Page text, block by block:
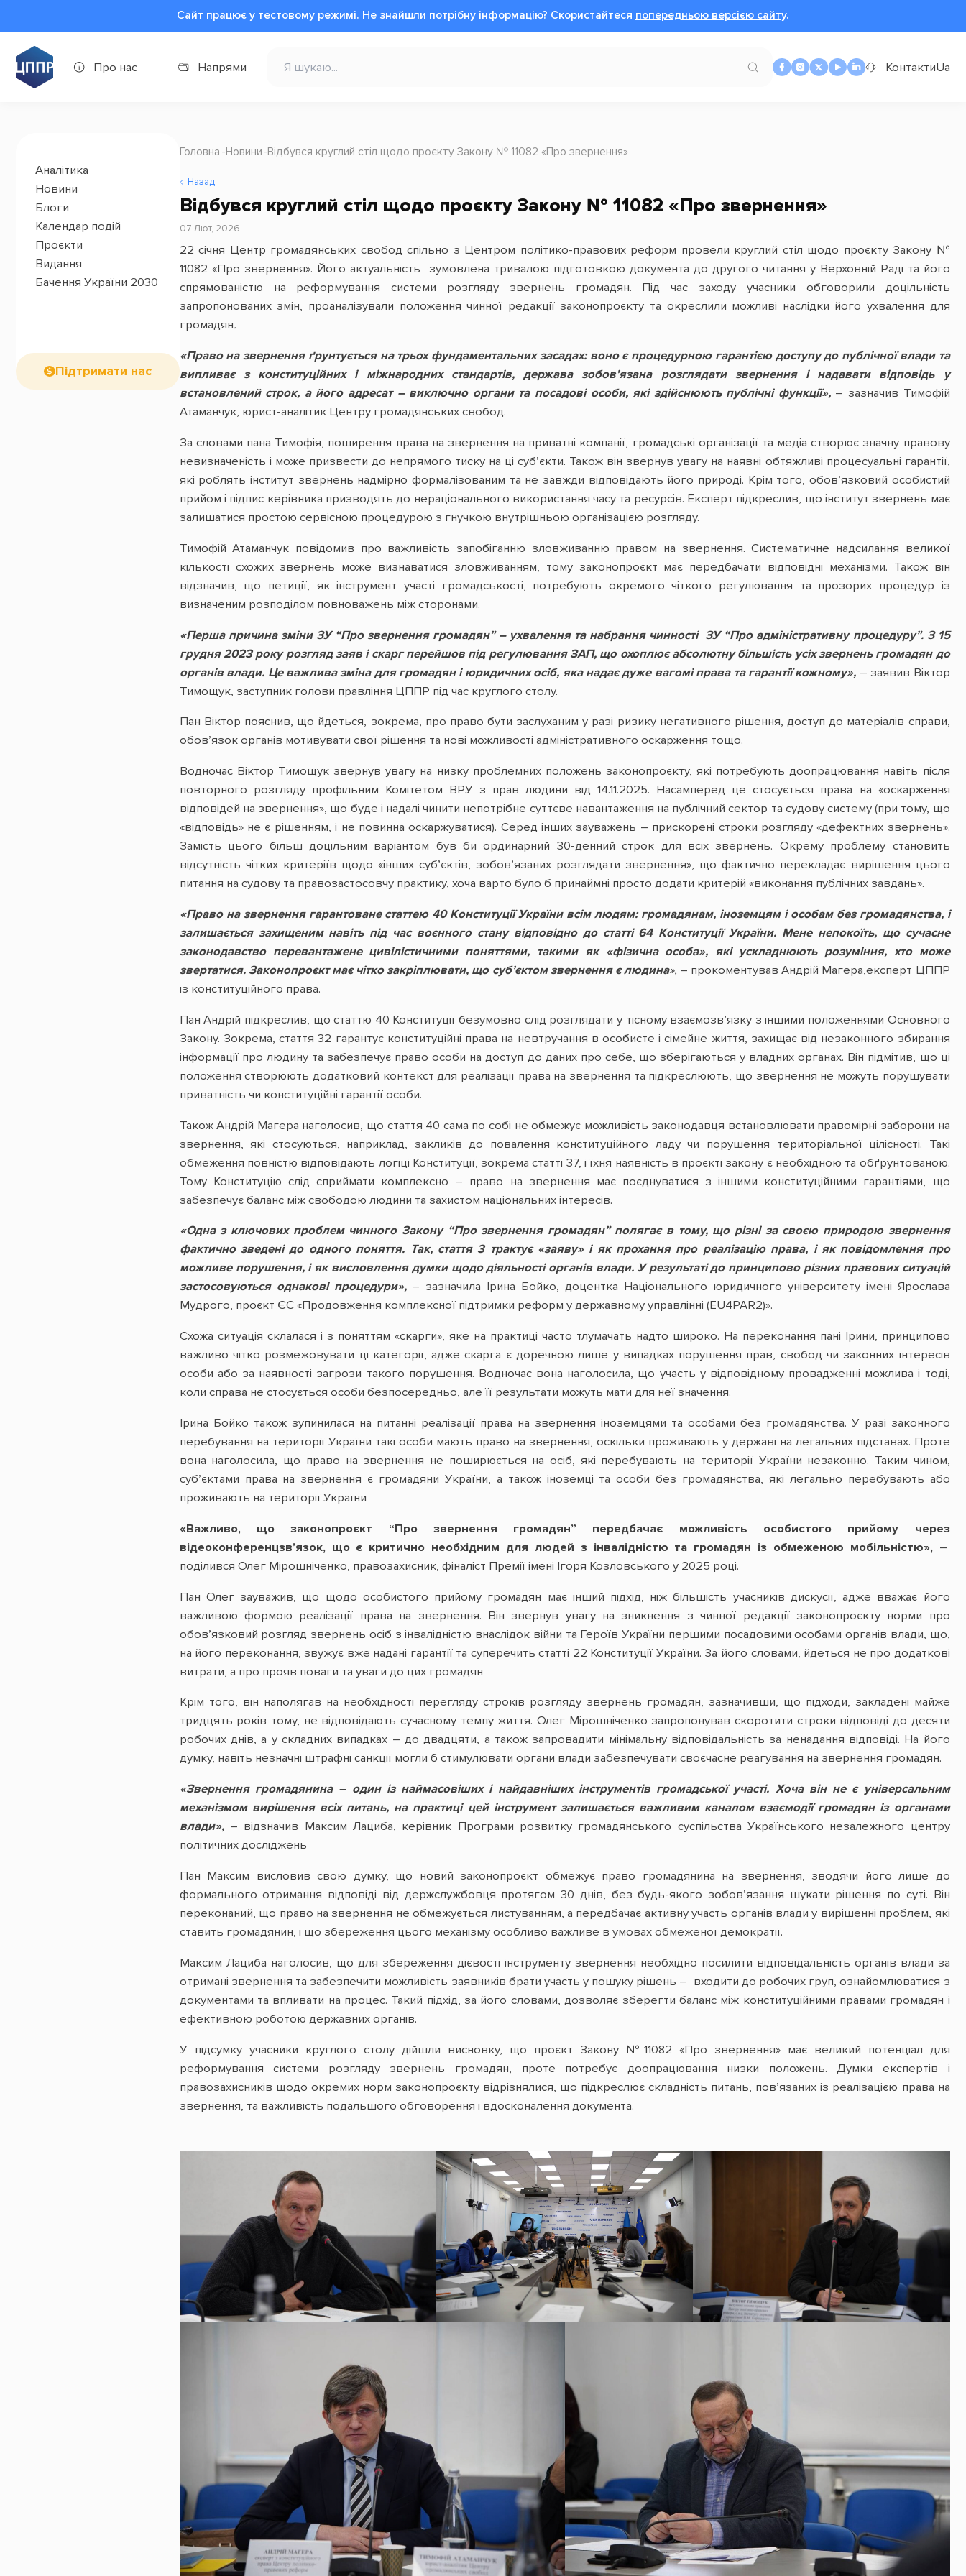
Сайт працює у тестовому режимі. Не знайшли потрібну інформацію? Cкористайтеся попередньою версією сайту.
Про нас Напрями КонтактиUa
Аналітика
Новини
Блоги
Календар подій
Проєкти
Видання
Бачення України 2030
Підтримати нас
Головна Новини Відбувся круглий стіл щодо проєкту Закону № 11082 «Про звернення»
Назад
Відбувся круглий стіл щодо проєкту Закону № 11082 «Про звернення»
07 Лют, 2026
22 січня Центр громадянських свобод спільно з Центром політико-правових реформ провели круглий стіл щодо проєкту Закону №
11082 «Про звернення». Його актуальність зумовлена тривалою підготовкою документа до другого читання у Верховній Раді та його
спрямованістю на реформування системи розгляду звернень громадян. Під час заходу учасники обговорили доцільність
запропонованих змін, проаналізували положення чинної редакції законопроєкту та окреслили можливі наслідки його ухвалення для
громадян.
«Право на звернення ґрунтується на трьох фундаментальних засадах: воно є процедурною гарантією доступу до публічної влади та
випливає з конституційних і міжнародних стандартів, держава зобов’язана розглядати звернення і надавати відповідь у
встановлений строк, а його адресат – виключно органи та посадові особи, які здійснюють публічні функції»,– зазначив Тимофій
Атаманчук, юрист-аналітик Центру громадянських свобод.
За словами пана Тимофія, поширення права на звернення на приватні компанії, громадські організації та медіа створює значну правову
невизначеність і може призвести до непрямого тиску на ці суб’єкти. Також він звернув увагу на наявні обтяжливі процесуальні гарантії,
які роблять інститут звернень надмірно формалізованим та не завжди відповідають його природі. Крім того, обов’язковий особистий
прийом і підпис керівника призводять до нераціонального використання часу та ресурсів. Експерт підкреслив, що інститут звернень має
залишатися простою сервісною процедурою з гнучкою внутрішньою організацією розгляду.
Тимофій Атаманчук повідомив про важливість запобіганню зловживанню правом на звернення. Систематичне надсилання великої
кількості схожих звернень може визнаватися зловживанням, тому законопроєкт має передбачати відповідні механізми. Також він
відзначив, що петиції, як інструмент участі громадськості, потребують окремого чіткого регулювання та прозорих процедур із
визначеним розподілом повноважень між сторонами.
«Перша причина зміни ЗУ “Про звернення громадян” – ухвалення та набрання чинності ЗУ “Про адміністративну процедуру”. З 15
грудня 2023 року розгляд заяв і скарг перейшов під регулювання ЗАП, що охоплює абсолютну більшість усіх звернень громадян до
органів влади. Це важлива зміна для громадян і юридичних осіб, яка надає дуже вагомі права та гарантії кожному», – заявив Віктор
Тимощук, заступник голови правління ЦППР під час круглого столу.
Пан Віктор пояснив, що йдеться, зокрема, про право бути заслуханим у разі ризику негативного рішення, доступ до матеріалів справи,
обов’язок органів мотивувати свої рішення та нові можливості адміністративного оскарження тощо.
Водночас Віктор Тимощук звернув увагу на низку проблемних положень законопроєкту, які потребують доопрацювання навіть після
повторного розгляду профільним Комітетом ВРУ з прав людини від 14.11.2025. Насамперед це стосується права на «оскарження
відповідей на звернення», що буде і надалі чинити непотрібне суттєве навантаження на публічний сектор та судову систему (при тому, що
«відповідь» не є рішенням, і не повинна оскаржуватися). Серед інших зауважень – прискорені строки розгляду «дефектних звернень».
Замість цього більш доцільним варіантом був би ординарний 30-денний строк для всіх звернень. Окрему проблему становить
відсутність чітких критеріїв щодо «інших суб’єктів, зобов’язаних розглядати звернення», що фактично перекладає вирішення цього
питання на судову та правозастосовчу практику, хоча варто було б принаймні просто додати критерій «виконання публічних завдань».
«Право на звернення гарантоване статтею 40 Конституції України всім людям: громадянам, іноземцям і особам без громадянства, і
залишається захищеним навіть під час воєнного стану відповідно до статті 64 Конституції України. Мене непокоїть, що сучасне
законодавство перевантажене цивілістичними поняттями, такими як «фізична особа», які ускладнюють розуміння, хто може
звертатися. Законопроєкт має чітко закріплювати, що суб’єктом звернення є людина», – прокоментував Андрій Магера,експерт ЦППР
із конституційного права.
Пан Андрій підкреслив, що статтю 40 Конституції безумовно слід розглядати у тісному взаємозв’язку з іншими положеннями Основного
Закону. Зокрема, стаття 32 гарантує конституційні права на невтручання в особисте і сімейне життя, захищає від незаконного збирання
інформації про людину та забезпечує право особи на доступ до даних про себе, що зберігаються у владних органах. Він підмітив, що ці
положення створюють додатковий контекст для реалізації права на звернення та підкреслюють, що звернення не можуть порушувати
приватність чи конституційні гарантії особи.
Також Андрій Магера наголосив, що стаття 40 сама по собі не обмежує можливість законодавця встановлювати правомірні заборони на
звернення, які стосуються, наприклад, закликів до повалення конституційного ладу чи порушення територіальної цілісності. Такі
обмеження повністю відповідають логіці Конституції, зокрема статті 37, і їхня наявність в проєкті закону є необхідною та обґрунтованою.
Тому Конституцію слід сприймати комплексно – право на звернення має поєднуватися з іншими конституційними гарантіями, що
забезпечує баланс між свободою людини та захистом національних інтересів.
«Одна з ключових проблем чинного Закону “Про звернення громадян” полягає в тому, що різні за своєю природою звернення
фактично зведені до одного поняття. Так, стаття 3 трактує «заяву» і як прохання про реалізацію права, і як повідомлення про
можливе порушення, і як висловлення думки щодо діяльності органів влади. У результаті до принципово різних правових ситуацій
застосовуються однакові процедури»,– зазначила Ірина Бойко, доцентка Національного юридичного університету імені Ярослава
Мудрого, проєкт ЄС «Продовження комплексної підтримки реформ у державному управлінні (EU4PAR2)».
Схожа ситуація склалася і з поняттям «скарги», яке на практиці часто тлумачать надто широко. На переконання пані Ірини, принципово
важливо чітко розмежовувати ці категорії, адже скарга є доречною лише у випадках порушення прав, свобод чи законних інтересів
особи або за наявності загрози такого порушення. Водночас вона наголосила, що участь у відповідному провадженні можлива і тоді,
коли справа не стосується особи безпосередньо, але її результати можуть мати для неї значення.
Ірина Бойко також зупинилася на питанні реалізації права на звернення іноземцями та особами без громадянства. У разі законного
перебування на території України такі особи мають право на звернення, оскільки проживають у державі на легальних підставах. Проте
вона наголосила, що право на звернення не поширюється на осіб, які перебувають на території України незаконно. Таким чином,
суб’єктами права на звернення є громадяни України, а також іноземці та особи без громадянства, які легально перебувають або
проживають на території України
«Важливо, що законопроєкт “Про звернення громадян” передбачає можливість особистого прийому через
відеоконференцзв’язок, що є критично необхідним для людей з інвалідністю та громадян із обмеженою мобільністю», –
поділився Олег Мірошніченко, правозахисник, фіналіст Премії імені Ігоря Козловського у 2025 році.
Пан Олег зауважив, що щодо особистого прийому громадян має інший підхід, ніж більшість учасників дискусії, адже вважає його
важливою формою реалізації права на звернення. Він звернув увагу на зникнення з чинної редакції законопроєкту норми про
обов’язковий розгляд звернень осіб з інвалідністю внаслідок війни та Героїв України першими посадовими особами органів влади, що,
на його переконання, звужує вже надані гарантії та суперечить статті 22 Конституції України. За його словами, йдеться не про додаткові
витрати, а про прояв поваги та уваги до цих громадян
Крім того, він наполягав на необхідності перегляду строків розгляду звернень громадян, зазначивши, що підходи, закладені майже
тридцять років тому, не відповідають сучасному темпу життя. Олег Мірошніченко запропонував скоротити строки відповіді до десяти
робочих днів, а у складних випадках – до двадцяти, а також запровадити мінімальну відповідальність за ненадання відповіді. На його
думку, навіть незначні штрафні санкції могли б стимулювати органи влади забезпечувати своєчасне реагування на звернення громадян.
«Звернення громадянина – один із наймасовіших і найдавніших інструментів громадської участі. Хоча він не є універсальним
механізмом вирішення всіх питань, на практиці цей інструмент залишається важливим каналом взаємодії громадян із органами
влади», – відзначив Максим Лациба, керівник Програми розвитку громадянського суспільства Українського незалежного центру
політичних досліджень
Пан Максим висловив свою думку, що новий законопроєкт обмежує право громадянина на звернення, зводячи його лише до
формального отримання відповіді від держслужбовця протягом 30 днів, без будь-якого зобов’язання шукати рішення по суті. Він
переконаний, що право на звернення не обмежується листуванням, а передбачає активну участь органів влади у вирішенні проблем, які
ставить громадянин, і що збереження цього механізму особливо важливе в умовах обмеженої демократії.
Максим Лациба наголосив, що для збереження дієвості інструменту звернення необхідно посилити відповідальність органів влади за
отримані звернення та забезпечити можливість заявників брати участь у пошуку рішень – входити до робочих груп, ознайомлюватися з
документами та впливати на процес. Такий підхід, за його словами, дозволяє зберегти баланс між конституційними правами громадян і
ефективною роботою державних органів.
У підсумку учасники круглого столу дійшли висновку, що проєкт Закону №11082 «Про звернення» має великий потенціал для
реформування системи розгляду звернень громадян, проте потребує доопрацювання низки положень. Думки експертів і
правозахисників щодо окремих норм законопроєкту відрізнялися, що підкреслює складність питань, пов’язаних із реалізацією права на
звернення, та важливість подальшого обговорення і вдосконалення документа.